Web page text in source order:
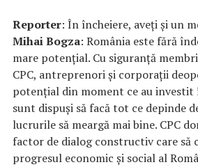
Reporter: În încheiere, aveți și un
Mihai Bogza: România este fără
mare potențial. Cu siguranță
CPC, antreprenori și corporații
potențial din moment ce au investit
sunt dispuși să facă tot ce depinde
lucrurile să meargă mai bine. CPC
factor de dialog constructiv care să
progresul economic și social al